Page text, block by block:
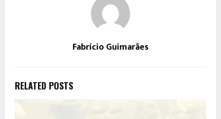
Fabrício Guimarães
RELATED POSTS